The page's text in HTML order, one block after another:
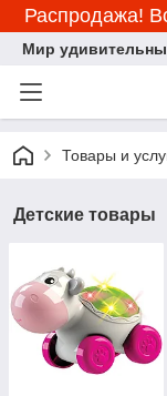
Распродажа!
Мир
Товары и
Детские товары